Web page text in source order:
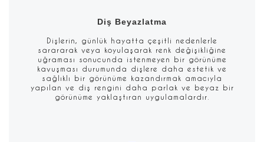
Diş Beyazlatma
Dişlerin, günlük hayatta çeşitli nedenlerle
sarararak veya koyulaşarak renk değişikliğine
uğraması sonucunda istenmeyen bir görünüme
kavuşması durumunda dişlere daha estetik ve
sağlıklı bir görünüme kazandırmak amacıyla
yapılan ve diş rengini daha parlak ve beyaz bir
görünüme yaklaştıran uygulamalardır.